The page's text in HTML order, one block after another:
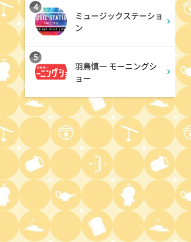
新日ちゃんぴおん! 天山広吉
クリニックでお悩み解決!
イベレコ
3:30
秘湯ロマン
4
ミュージックステーショ
ン
5
羽鳥慎一 モーニングシ
ョー